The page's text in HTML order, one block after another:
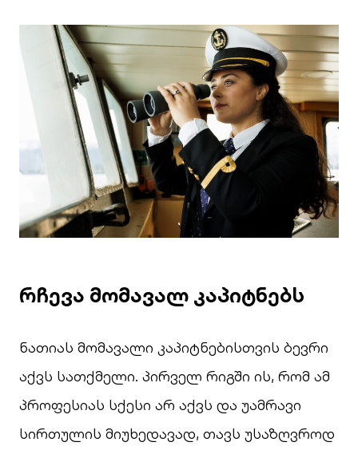
რჩევა მომავალ კაპიტნებს
ნათიას მომავალი კაპიტნებისთვის ბევრი
აქვს სათქმელი. პირველ რიგში ის, რომ ამ
პროფესიას სქესი არ აქვს და უამრავი
სირთულის მიუხედავად, თავს უსაზღვროდ